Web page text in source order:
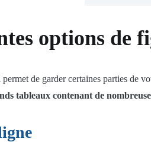
options de
de garder certaines parties de
tableaux contenant de